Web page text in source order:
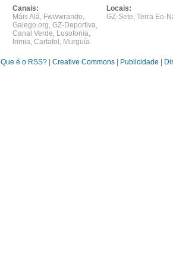
Canais:
Máis Alá, Fwwwrando,
Galego.org, GZ-Deportiva,
Canal Verde, Lusofonía,
Irimia, Cartafol , Murguía
Locais:
GZ-Sete, Terra Eo-
Que é o RSS? Creative Commons Publicidade